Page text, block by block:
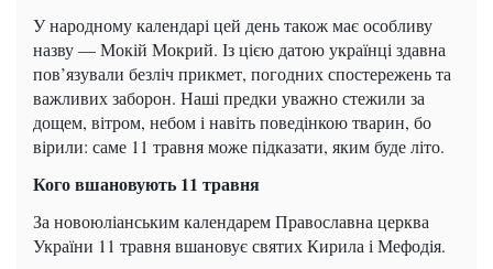
У народному календарі цей день також має особливу
назву — Мокій Мокрий. Із цією датою українці здавна
пов’язували безліч прикмет, погодних спостережень та
важливих заборон. Наші предки уважно стежили за
дощем, вітром, небом і навіть поведінкою тварин, бо
вірили: саме 11 травня може підказати, яким буде літо.
Кого вшановують 11 травня
За новоюліанським календарем Православна церква
України 11 травня вшановує святих Кирила і Мефодія.